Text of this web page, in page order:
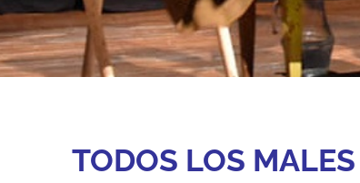
TODOS LOS